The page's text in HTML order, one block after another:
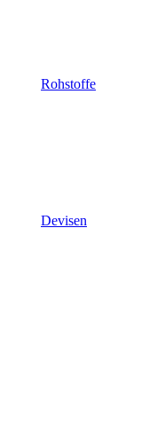
Rohstoffe
Devisen